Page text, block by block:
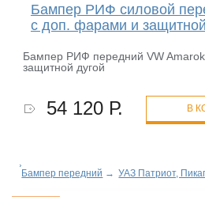
Бампер РИФ силовой
с доп. фарами и
Бампер РИФ передний VW
защитной дугой
54 120 Р. В
Бампер передний → УАЗ Патриот,